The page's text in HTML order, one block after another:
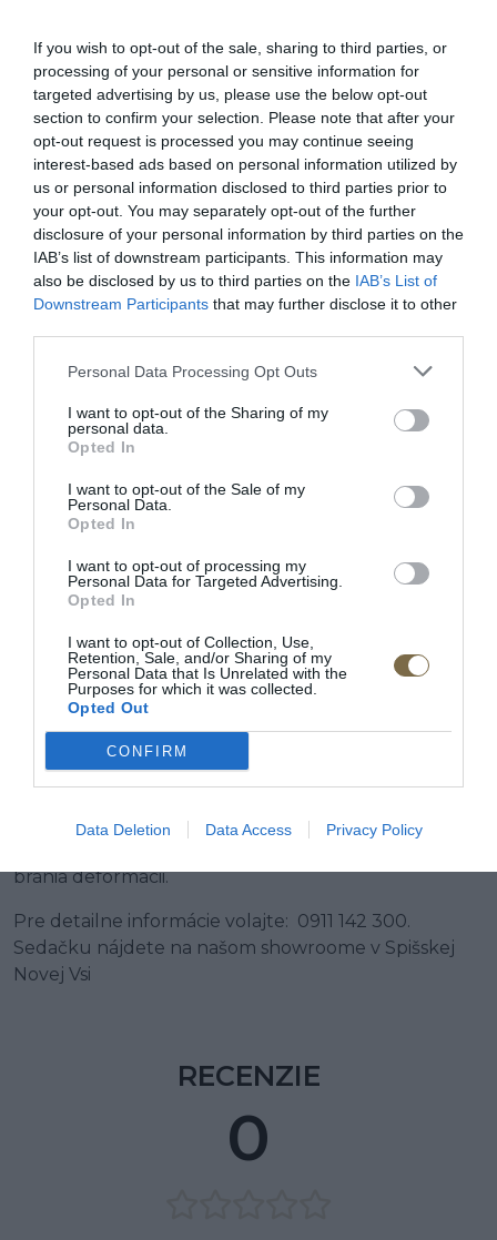
If you wish to opt-out of the sale, sharing to third parties, or
processing of your personal or sensitive information for
targeted advertising by us, please use the below opt-out
section to confirm your selection. Please note that after your
opt-out request is processed you may continue seeing
interest-based ads based on personal information utilized by
us or personal information disclosed to third parties prior to
your opt-out. You may separately opt-out of the further
disclosure of your personal information by third parties on the
IAB’s list of downstream participants. This information may
also be disclosed by us to third parties on the IAB’s List of
Downstream Participants that may further disclose it to other
Personal Data Processing Opt Outs
I want to opt-out of the Sharing of my
personal data.
Opted In
I want to opt-out of the Sale of my
Personal Data.
Opted In
I want to opt-out of processing my
Personal Data for Targeted Advertising.
Opted In
I want to opt-out of Collection, Use,
Retention, Sale, and/or Sharing of my
Personal Data that Is Unrelated with the
Purposes for which it was collected.
Opted Out
CONFIRM
Data Deletion Data Access Privacy Policy
Maui otočné kreslo Maui mega 2 sed
Látková rohová sedačka Be
Be comfy v koži
Látková rohová sedačka
Lumber Jack s otomanom
POPIS PRODUKTU
Krásne celokožená sedačka Kler so zárukou 6 rokov
od výrobcu. Prémiový produkt s dôrazom na každý
Pravá hovädzia koža + masívna konštrukcia. Sedák
bránia deformácii.
Pre detailne informácie volajte: 0911 142 300.
Sedačku nájdete na našom showroome v Spišskej
Novej Vsi
RECENZIE
0